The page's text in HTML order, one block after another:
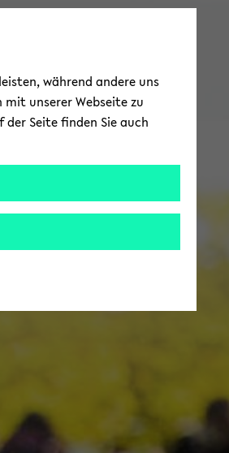
während andere uns
unserer Webseite zu
Seite finden Sie auch